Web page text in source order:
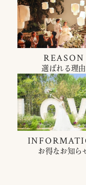
REASON
選ばれる理由
お得なお知ら